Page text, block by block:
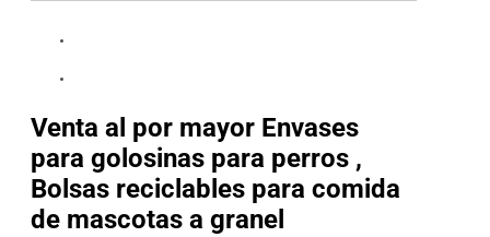
Venta al por mayor Envases
para golosinas para perros ,
Bolsas reciclables para comida
de mascotas a granel